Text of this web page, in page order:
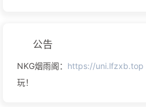
公告
NKG烟雨阁： https://uni.lfzxb.top
玩！